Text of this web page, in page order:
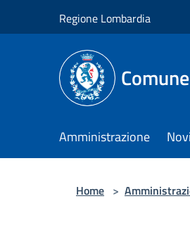
Regione Lombardia
Amministrazione
Home >